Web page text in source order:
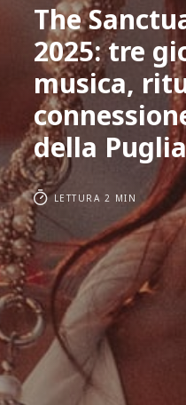
The
2025: tre
musica,
della Puglia
LETTURA 2 MIN